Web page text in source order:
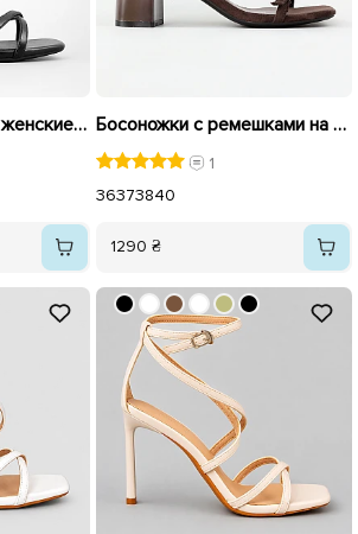
Босоножки - туфли женские 595988 Черные Босоножки с ремешками на стойком каблуке 595986
1
36373840
1290 ₴